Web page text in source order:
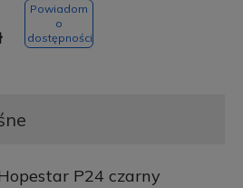
Powiadom
o
dostępności
P24 czarny